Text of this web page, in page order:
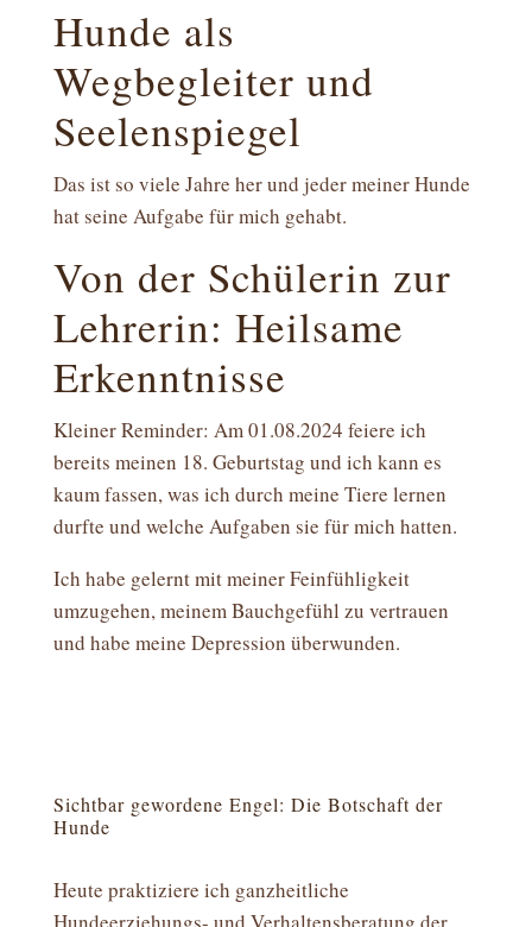
Hunde als
Wegbegleiter und
Seelenspiegel
Das ist so viele Jahre her und jeder meiner Hunde
hat seine Aufgabe für mich gehabt.
Von der Schülerin zur
Lehrerin: Heilsame
Erkenntnisse
Kleiner Reminder: Am 01.08.2024 feiere ich
bereits meinen 18. Geburtstag und ich kann es
kaum fassen, was ich durch meine Tiere lernen
durfte und welche Aufgaben sie für mich hatten.
Ich habe gelernt mit meiner Feinfühligkeit
umzugehen, meinem Bauchgefühl zu vertrauen
und habe meine Depression überwunden.
Sichtbar gewordene Engel: Die Botschaft der
Hunde
Heute praktiziere ich ganzheitliche
Hundeerziehungs- und Verhaltensberatung der